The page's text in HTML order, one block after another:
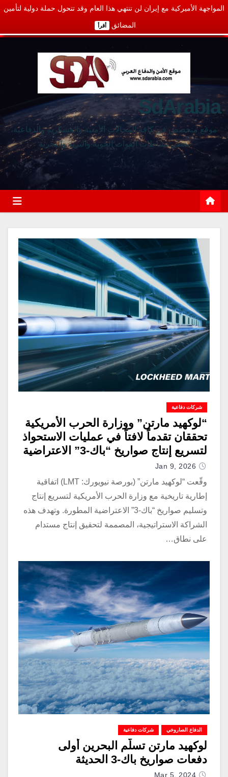
المواجهة الأميركية مع إيران لن تنتهي هذا العام وقد تتحول حملة دولية لتأمين
المضائق أقرأ
SdArabia
موقع متخصص في كافة المجالات الأمنية والعسكرية والدفاعية،
يغطي نشاطات القوات الجوية والبرية والبحرية
شركات دفاعية
“لوكهيد مارتن” ووزارة الحرب الأمريكية
تحققان تقدماً لافتاً في عمليات الاستحواذ
لتسريع إنتاج صواريخ “باك-3” الاعتراضية
المطورة
Jan 9, 2026
وقّعت “لوكهيد مارتن” (بورصة نيويورك: LMT) اتفاقية
إطارية تاريخية مع وزارة الحرب الأمريكية لتسريع إنتاج
وتسليم صواريخ “باك-3” الاعتراضية المطورة. وتهدف هذه
الشراكة الاستراتيجية، المصممة لتحقيق إنتاج مستدام
على نطاق…
الدفاع الصاروخي شركات دفاعية
لوكهيد مارتن تسلّم البحرين أولى
دفعات صواريخ باك-3 الحديثة
Mar 5, 2024